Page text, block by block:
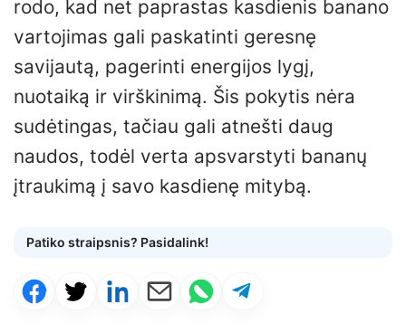
rodo, kad net paprastas kasdienis banano
vartojimas gali paskatinti geresnę
savijautą, pagerinti energijos lygį,
nuotaiką ir virškinimą. Šis pokytis nėra
sudėtingas, tačiau gali atnešti daug
naudos, todėl verta apsvarstyti bananų
įtraukimą į savo kasdienę mitybą.
Patiko straipsnis? Pasidalink!